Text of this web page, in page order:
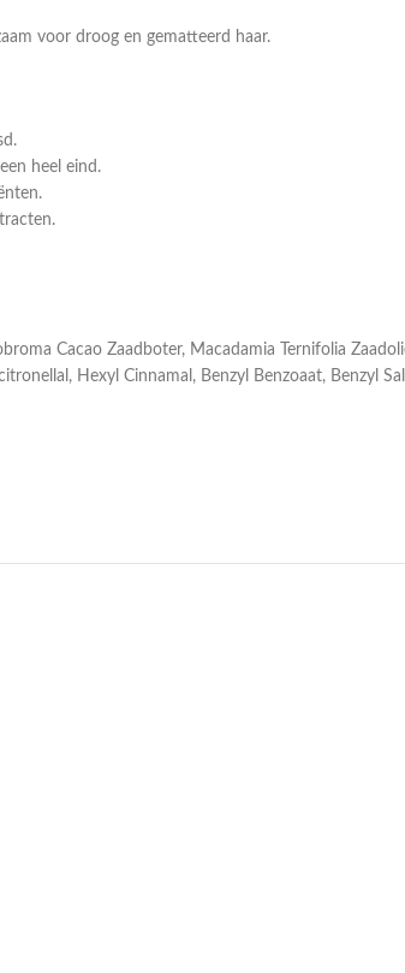
voor droog en gematteerd haar.
heel eind.
Cacao Zaadboter, Macadamia Ternifolia
Hexyl Cinnamal, Benzyl Benzoaat, Benzyl